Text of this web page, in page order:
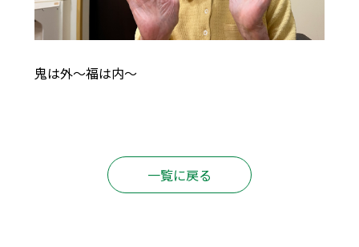
鬼は外〜福は内〜
一覧に戻る